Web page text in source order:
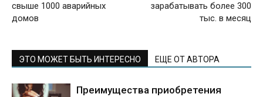
свыше 1000 аварийных
домов
зарабатывать более 300
тыс. в месяц
ЭТО МОЖЕТ БЫТЬ ИНТЕРЕСНО ЕЩЕ ОТ АВТОРА
Преимущества приобретения